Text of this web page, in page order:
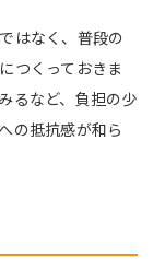
はなく、普段の
つくっておきま
るなど、負担の少
の抵抗感が和ら